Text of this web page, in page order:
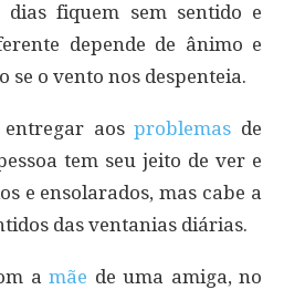
fiquem sem sentido e
depende de ânimo e
se o vento nos despenteia.
aosproblemas de
tem seu jeito de ver e
e ensolarados, mas cabe a
das ventanias diárias.
amãe de uma amiga, no